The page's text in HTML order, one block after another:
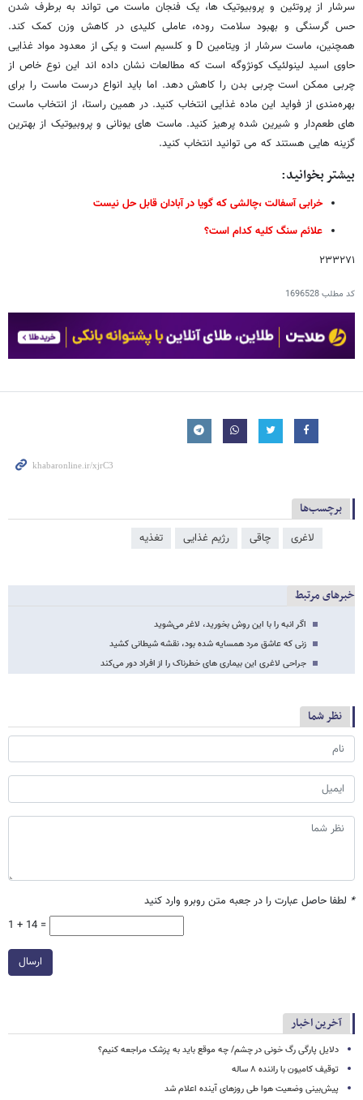
سرشار از پروتئین و پروبیوتیک ها، یک فنجان ماست می تواند به برطرف شدن
حس گرسنگی و بهبود سلامت روده، عاملی کلیدی در کاهش وزن کمک کند.
همچنین، ماست سرشار از ویتامین D و کلسیم است و یکی از معدود مواد غذایی
حاوی اسید لینولئیک کونژوگه است که مطالعات نشان داده اند این نوع خاص از
چربی ممکن است چربی بدن را کاهش دهد. اما باید انواع درست ماست را برای
بهره‌مندی از فواید این ماده غذایی انتخاب کنید. در همین راستا، از انتخاب ماست
های طعم‌دار و شیرین شده پرهیز کنید. ماست های یونانی و پروبیوتیک از بهترین
گزینه هایی هستند که می توانید انتخاب کنید.
بیشتر بخوانید:
خرابی آسفالت ،چالشی که گویا در آبادان قابل حل نیست
علائم سنگ کلیه کدام است؟
۲۳۳۲۷۱
کد مطلب1696528
برچسب‌ها
لاغری چاقی رژیم غذایی تغذیه
خبرهای مرتبط
اگر انبه را با این روش بخورید، لاغر می‌شوید
زنی که عاشق مرد همسایه شده بود، نقشه شیطانی کشید
جراحی لاغری این بیماری های خطرناک را از افراد دور می‌کند
نظر شما
* لطفا حاصل عبارت را در جعبه متن روبرو وارد کنید
1 + 14 =
ارسال
آخرین اخبار
دلایل پارگی رگ خونی در چشم/ چه موقع باید به پزشک مراجعه کنیم؟
توقیف کامیون با راننده ۸ ساله
پیش‌بینی وضعیت هوا طی روزهای آینده اعلام شد